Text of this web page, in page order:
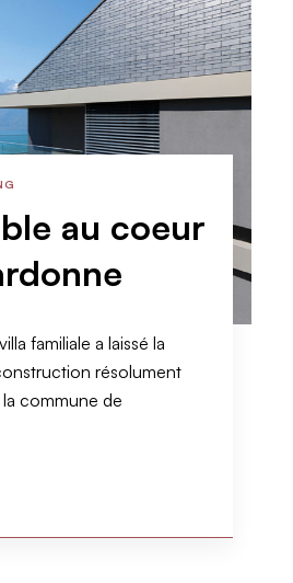
au coeur
familiale a laissé la
résolument
commune de